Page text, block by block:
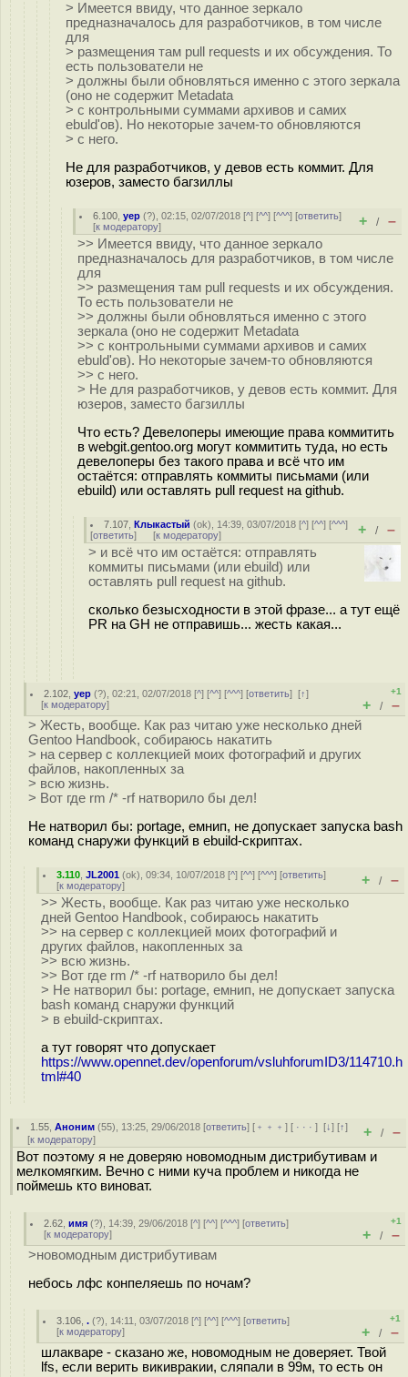
> Имеется ввиду, что данное зеркало
предназначалось для разработчиков, в том числе
для
> размещения там pull requests и их обсуждения. То
есть пользователи не
> должны были обновляться именно с этого зеркала
(оно не содержит Metadata
> с контрольными суммами архивов и самих
ebuld'ов). Но некоторые зачем-то обновляются
> с него.
Не для разработчиков, у девов есть коммит. Для
юзеров, заместо багзиллы
6.100 ,yep (?), 02:15, 02/07/2018 [^] [^^] [^^^] [ответить]
[к модератору] + / –
>> Имеется ввиду, что данное зеркало
предназначалось для разработчиков, в том числе
для
>> размещения там pull requests и их обсуждения.
То есть пользователи не
>> должны были обновляться именно с этого
зеркала (оно не содержит Metadata
>> с контрольными суммами архивов и самих
ebuld'ов). Но некоторые зачем-то обновляются
>> с него.
> Не для разработчиков, у девов есть коммит. Для
юзеров, заместо багзиллы
Что есть? Девелоперы имеющие права коммитить
в webgit.gentoo.org могут коммитить туда, но есть
девелоперы без такого права и всё что им
остаётся: отправлять коммиты письмами (или
ebuild) или оставлять pull request на github.
7.107 ,Клыкастый (ok), 14:39, 03/07/2018 [^] [^^] [^^^]
[ответить] [к модератору] + / –
> и всё что им остаётся: отправлять
коммиты письмами (или ebuild) или
оставлять pull request на github.
сколько безысходности в этой фразе... а тут ещё
PR на GH не отправишь... жесть какая...
2.102 ,yep (?), 02:21, 02/07/2018 [^] [^^] [^^^] [ответить][↑]
[к модератору]
+1
+ / –
> Жесть, вообще. Как раз читаю уже несколько дней
Gentoo Handbook, собираюсь накатить
> на сервер с коллекцией моих фотографий и других
файлов, накопленных за
> всю жизнь.
> Вот где rm /* -rf натворило бы дел!
Не натворил бы: portage, емнип, не допускает запуска bash
команд снаружи функций в ebuild-скриптах.
3.110 ,JL2001 (ok), 09:34, 10/07/2018 [^] [^^] [^^^] [ответить]
[к модератору] + / –
>> Жесть, вообще. Как раз читаю уже несколько
дней Gentoo Handbook, собираюсь накатить
>> на сервер с коллекцией моих фотографий и
других файлов, накопленных за
>> всю жизнь.
>> Вот где rm /* -rf натворило бы дел!
> Не натворил бы: portage, емнип, не допускает запуска
bash команд снаружи функций
> в ebuild-скриптах.
а тут говорят что допускает
https://www.opennet.dev/openforum/vsluhforumID3/114710.h
tml#40
1.55 ,Аноним (55), 13:25, 29/06/2018 [ответить] [ ﹢﹢﹢] [ · · ·][↓] [↑]
[к модератору] + / –
Вот поэтому я не доверяю новомодным дистрибутивам и
мелкомягким. Вечно с ними куча проблем и никогда не
поймешь кто виноват.
2.62 ,имя (?), 14:39, 29/06/2018 [^] [^^] [^^^] [ответить]
[к модератору]
+1
+ / –
>новомодным дистрибутивам
небось лфс конпеляешь по ночам?
3.106 ,. (?), 14:11, 03/07/2018 [^] [^^] [^^^] [ответить]
[к модератору]
+1
+ / –
шлакваре - сказано же, новомодным не доверяет. Твой
lfs, если верить викивракии, сляпали в 99м, то есть он